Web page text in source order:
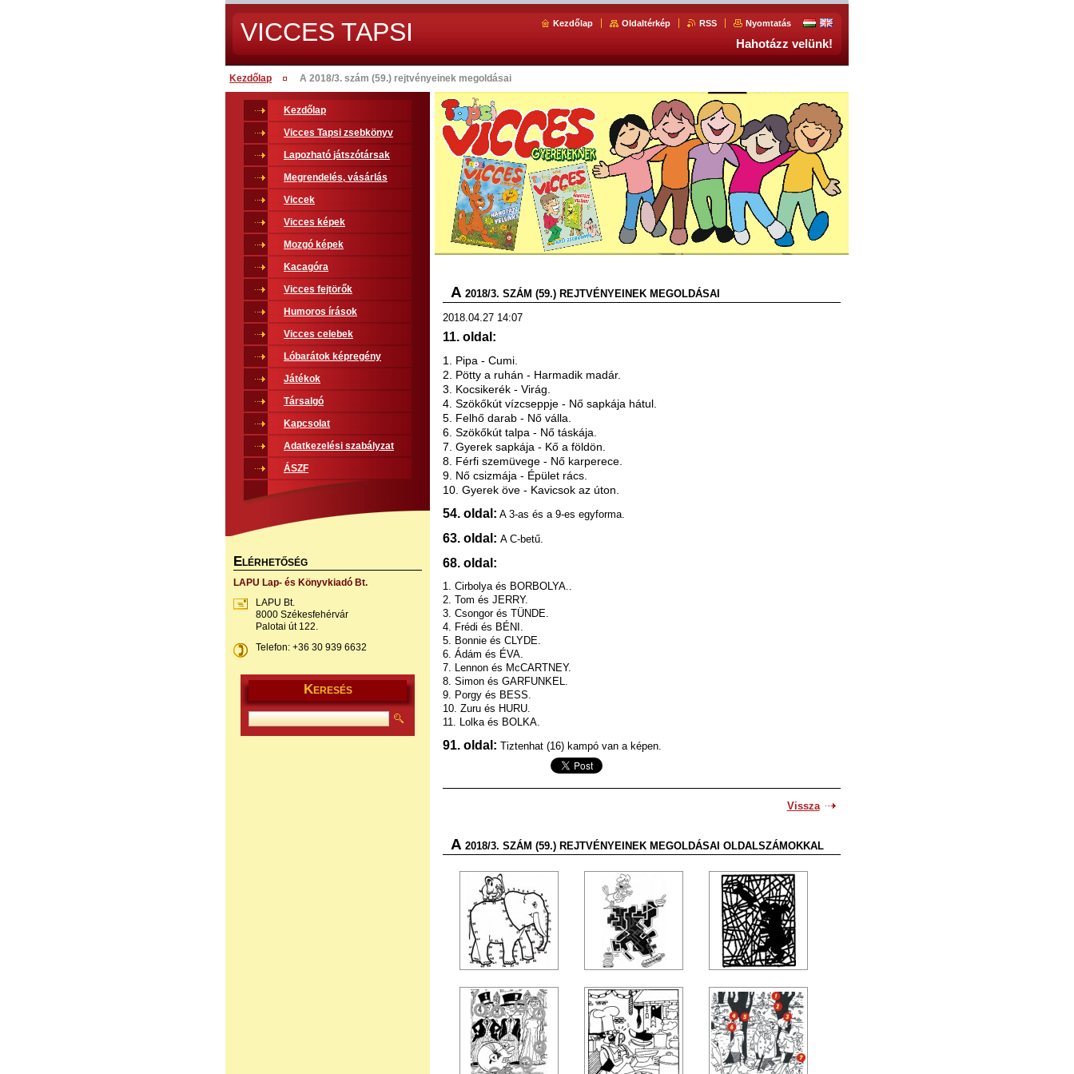
VICCES TAPSI Kezdőlap Oldaltérkép RSS Nyomtatás
Hahotázz velünk!
Kezdőlap A 2018/3. szám (59.) rejtvényeinek megoldásai
A 2018/3. SZÁM (59.) REJTVÉNYEINEK MEGOLDÁSAI
2018.04.27 14:07
11. oldal:
1. Pipa - Cumi.
2. Pötty a ruhán - Harmadik madár.
3. Kocsikerék - Virág.
4. Szökőkút vízcseppje - Nő sapkája hátul.
5. Felhő darab - Nő válla.
6. Szökőkút talpa - Nő táskája.
7. Gyerek sapkája - Kő a földön.
8. Férfi szemüvege - Nő karperece.
9. Nő csizmája - Épület rács.
10. Gyerek öve - Kavicsok az úton.
54. oldal: A 3-as és a 9-es egyforma.
63. oldal: A C-betű.
68. oldal:
1. Cirbolya és BORBOLYA..
2. Tom és JERRY.
3. Csongor és TÜNDE.
4. Frédi és BÉNI.
5. Bonnie és CLYDE.
6. Ádám és ÉVA.
7. Lennon és McCARTNEY.
8. Simon és GARFUNKEL.
9. Porgy és BESS.
10. Zuru és HURU.
11. Lolka és BOLKA.
91. oldal: Tiztenhat (16) kampó van a képen.
Vissza
A 2018/3. SZÁM (59.) REJTVÉNYEINEK MEGOLDÁSAI OLDALSZÁMOKKAL
Kezdőlap
Vicces Tapsi zsebkönyv
Lapozható játszótársak
Megrendelés, vásárlás
Viccek
Vicces képek
Mozgó képek
Kacagóra
Vicces fejtörők
Humoros írások
Vicces celebek
Lóbarátok képregény
Játékok
Társalgó
Kapcsolat
Adatkezelési szabályzat
ÁSZF
ELÉRHETŐSÉG
LAPU Lap- és Könyvkiadó Bt.
LAPU Bt.
8000 Székesfehérvár
Palotai út 122.
Telefon: +36 30 939 6632
KERESÉS